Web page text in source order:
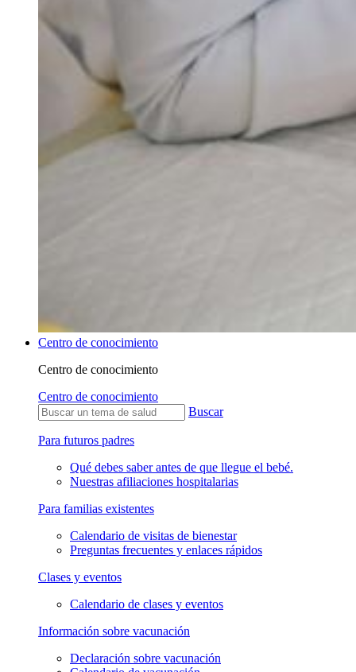
Centro de conocimiento
Centro de conocimiento
Centro de conocimiento
Buscar
Para futuros padres
Qué debes saber antes de que llegue el bebé.
Nuestras afiliaciones hospitalarias
Para familias existentes
Calendario de visitas de bienestar
Preguntas frecuentes y enlaces rápidos
Clases y eventos
Calendario de clases y eventos
Información sobre vacunación
Declaración sobre vacunación